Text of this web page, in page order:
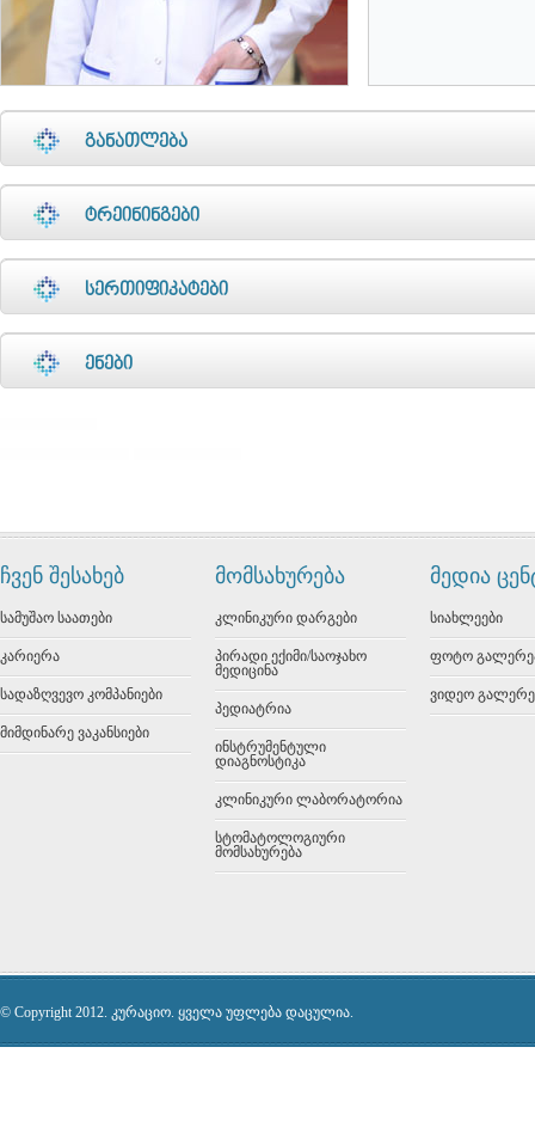
განათლება
ტრეინინგები
სერთიფიკატები
ენები
ჩვენ შესახებ
სამუშაო საათები
კარიერა
სადაზღვევო კომპანიები
მიმდინარე ვაკანსიები
მომსახურება
კლინიკური დარგები
პირადი ექიმი/საოჯახო
მედიცინა
პედიატრია
ინსტრუმენტული
დიაგნოსტიკა
კლინიკური ლაბორატორია
სტომატოლოგიური
მომსახურება
მედია
სიახლეები
ფოტო
ვიდეო
© Copyright 2012. კურაციო. ყველა უფლება დაცულია.